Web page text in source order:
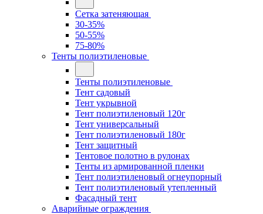
Сетка затеняющая
30-35%
50-55%
75-80%
Тенты полиэтиленовые
Тенты полиэтиленовые
Тент садовый
Тент укрывной
Тент полиэтиленовый 120г
Тент универсальный
Тент полиэтиленовый 180г
Тент защитный
Тентовое полотно в рулонах
Тенты из армированной пленки
Тент полиэтиленовый огнеупорный
Тент полиэтиленовый утепленный
Фасадный тент
Аварийные ограждения